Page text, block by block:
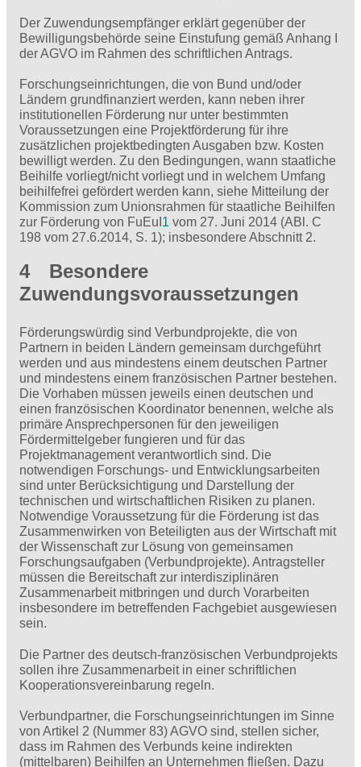
Der Zuwendungsempfänger erklärt gegenüber der
Bewilligungsbehörde seine Einstufung gemäß Anhang I
der AGVO im Rahmen des schriftlichen Antrags.
Forschungseinrichtungen, die von Bund und/oder
Ländern grundfinanziert werden, kann neben ihrer
institutionellen Förderung nur unter bestimmten
Voraussetzungen eine Projektförderung für ihre
zusätzlichen projektbedingten Ausgaben bzw. Kosten
bewilligt werden. Zu den Bedingungen, wann staatliche
Beihilfe vorliegt/nicht vorliegt und in welchem Umfang
beihilfefrei gefördert werden kann, siehe Mitteilung der
Kommission zum Unionsrahmen für staatliche Beihilfen
zur Förderung von FuEuI 1 vom 27. Juni 2014 (ABl. C
198 vom 27.6.2014, S. 1); insbesondere Abschnitt 2.
4 Besondere
Zuwendungsvoraussetzungen
Förderungswürdig sind Verbundprojekte, die von
Partnern in beiden Ländern gemeinsam durchgeführt
werden und aus mindestens einem deutschen Partner
und mindestens einem französischen Partner bestehen.
Die Vorhaben müssen jeweils einen deutschen und
einen französischen Koordinator benennen, welche als
primäre Ansprechpersonen für den jeweiligen
Fördermittelgeber fungieren und für das
Projektmanagement verantwortlich sind. Die
notwendigen Forschungs- und Entwicklungsarbeiten
sind unter Berücksichtigung und Darstellung der
technischen und wirtschaftlichen Risiken zu planen.
Notwendige Voraussetzung für die Förderung ist das
Zusammenwirken von Beteiligten aus der Wirtschaft mit
der Wissenschaft zur Lösung von gemeinsamen
Forschungsaufgaben (Verbundprojekte). Antragsteller
müssen die Bereitschaft zur interdisziplinären
Zusammenarbeit mitbringen und durch Vorarbeiten
insbesondere im betreffenden Fachgebiet ausgewiesen
sein.
Die Partner des deutsch-französischen Verbundprojekts
sollen ihre Zusammenarbeit in einer schriftlichen
Kooperationsvereinbarung regeln.
Verbundpartner, die Forschungseinrichtungen im Sinne
von Artikel 2 (Nummer 83) AGVO sind, stellen sicher,
dass im Rahmen des Verbunds keine indirekten
(mittelbaren) Beihilfen an Unternehmen fließen. Dazu